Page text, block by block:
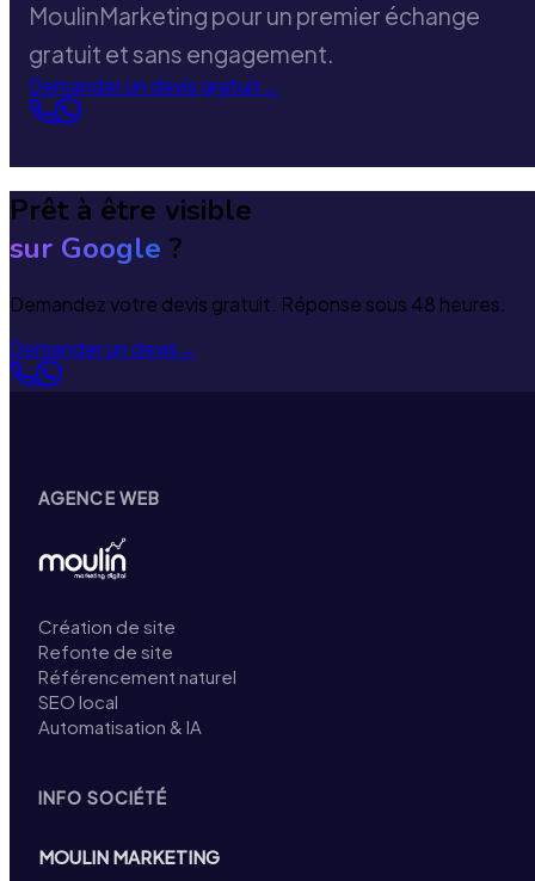
MoulinMarketing pour un premier échange
gratuit et sans engagement.
Demander un devis gratuit→
Prêt à être visible
sur Google ?
Demandez votre devis gratuit. Réponse sous 48 heures.
Demander un devis→
AGENCE WEB
Création de site
Refonte de site
Référencement naturel
SEO local
Automatisation & IA
INFO SOCIÉTÉ
MOULIN MARKETING